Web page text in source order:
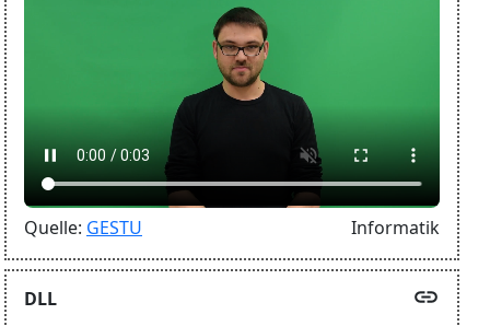
Quelle: GESTU Informatik
DLL link